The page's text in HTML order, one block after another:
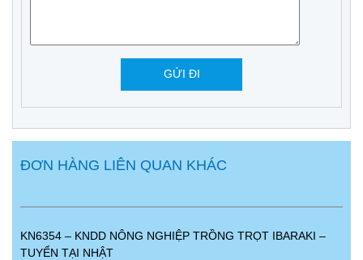
ĐƠN HÀNG LIÊN QUAN KHÁC
KN6354 – KNDD NÔNG NGHIỆP TRỒNG TRỌT IBARAKI –
TUYỂN TẠI NHẬT